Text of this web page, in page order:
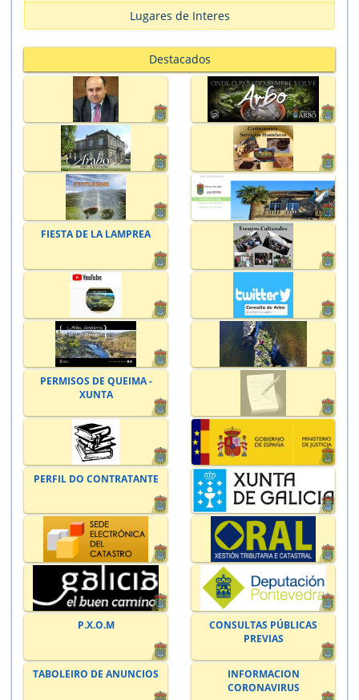
Lugares de Interes
Destacados
FIESTA DE LA LAMPREA
PERMISOS DE QUEIMA -
XUNTA
PERFIL DO CONTRATANTE
P.X.O.M
CONSULTAS PÚBLICAS
PREVIAS
TABOLEIRO DE ANUNCIOS
INFORMACION
CORONAVIRUS